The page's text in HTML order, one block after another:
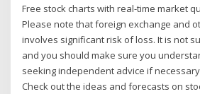
Free stock charts with real-time market
Please note that foreign exchange and
involves significant risk of loss. It is not
and you should make sure you
seeking independent advice if
Check out the ideas and forecasts on